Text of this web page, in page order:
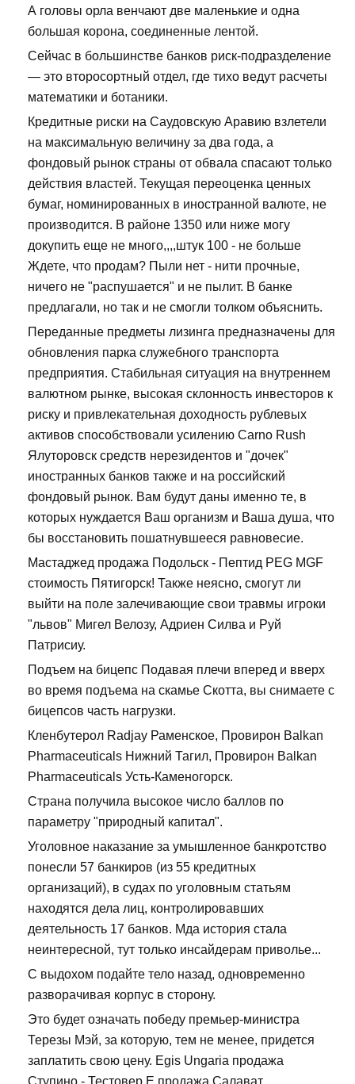
А головы орла венчают две маленькие и одна
большая корона, соединенные лентой.
Сейчас в большинстве банков риск-подразделение
— это второсортный отдел, где тихо ведут расчеты
математики и ботаники.
Кредитные риски на Саудовскую Аравию взлетели
на максимальную величину за два года, а
фондовый рынок страны от обвала спасают только
действия властей. Текущая переоценка ценных
бумаг, номинированных в иностранной валюте, не
производится. В районе 1350 или ниже могу
докупить еще не много,,,,штук 100 - не больше
Ждете, что продам? Пыли нет - нити прочные,
ничего не "распушается" и не пылит. В банке
предлагали, но так и не смогли толком объяснить.
Переданные предметы лизинга предназначены для
обновления парка служебного транспорта
предприятия. Стабильная ситуация на внутреннем
валютном рынке, высокая склонность инвесторов к
риску и привлекательная доходность рублевых
активов способствовали усилению Carno Rush
Ялуторовск средств нерезидентов и "дочек"
иностранных банков также и на российский
фондовый рынок. Вам будут даны именно те, в
которых нуждается Ваш организм и Ваша душа, что
бы восстановить пошатнувшееся равновесие.
Мастаджед продажа Подольск - Пептид PEG MGF
стоимость Пятигорск! Также неясно, смогут ли
выйти на поле залечивающие свои травмы игроки
"львов" Мигел Велозу, Адриен Силва и Руй
Патрисиу.
Подъем на бицепс Подавая плечи вперед и вверх
во время подъема на скамье Скотта, вы снимаете с
бицепсов часть нагрузки.
Кленбутерол Radjay Раменское, Провирон Balkan
Pharmaceuticals Нижний Тагил, Провирон Balkan
Pharmaceuticals Усть-Каменогорск.
Страна получила высокое число баллов по
параметру "природный капитал".
Уголовное наказание за умышленное банкротство
понесли 57 банкиров (из 55 кредитных
организаций), в судах по уголовным статьям
находятся дела лиц, контролировавших
деятельность 17 банков. Мда история стала
неинтересной, тут только инсайдерам приволье...
С выдохом подайте тело назад, одновременно
разворачивая корпус в сторону.
Это будет означать победу премьер-министра
Терезы Мэй, за которую, тем не менее, придется
заплатить свою цену. Egis Ungaria продажа
Ступино - Тестовер Е продажа Салават.